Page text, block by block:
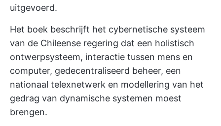
uitgevoerd.
Het boek beschrijft het cybernetische systeem
van de Chileense regering dat een holistisch
ontwerpsysteem, interactie tussen mens en
computer, gedecentraliseerd beheer, een
nationaal telexnetwerk en modellering van het
gedrag van dynamische systemen moest
brengen.